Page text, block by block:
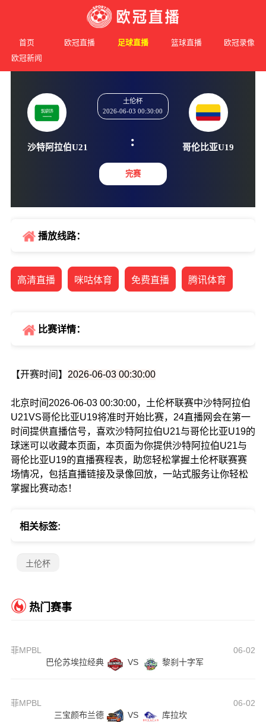
首页 欧冠直播 足球直播 篮球直播
欧冠录像
欧冠新闻
沙特阿拉伯U21 :
播放线路：
高清直播 咪咕体育 免费直播 腾讯体育
比赛详情：
【开赛时间】 2026-06-03 00:30:00
北京时间2026-06-03 00:30:00，土伦杯联赛中沙特阿拉伯
U21VS哥伦比亚U19将准时开始比赛，24直播网会在第一
时间提供直播信号，喜欢沙特阿拉伯U21与哥伦比亚U19的
球迷可以收藏本页面，本页面为你提供沙特阿拉伯U21与
哥伦比亚U19的直播赛程表，助您轻松掌握土伦杯联赛赛
场情况，包括直播链接及录像回放，一站式服务让你轻松
掌握比赛动态！
相关标签:
土伦杯
热门赛事
菲MPBL
06-02
巴伦苏埃拉经典
VS 黎刹十字军
菲MPBL
06-02
三宝颜布兰德
VS 库拉坎